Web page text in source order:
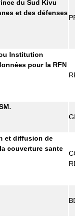
du Sud Kivu
et des défenses
Institution
pour la RFN
et diffusion de
couverture sante